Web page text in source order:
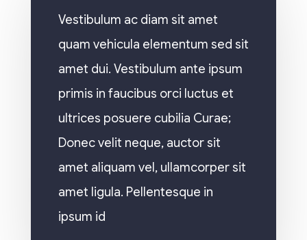
Vestibulum ac diam sit amet
quam vehicula elementum sed sit
amet dui. Vestibulum ante ipsum
primis in faucibus orci luctus et
ultrices posuere cubilia Curae;
Donec velit neque, auctor sit
amet aliquam vel, ullamcorper sit
amet ligula. Pellentesque in
ipsum id